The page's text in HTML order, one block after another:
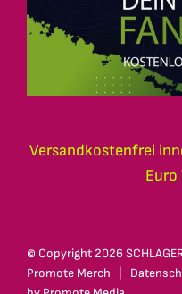
Versandkostenfrei
Euro
© Copyright 2026
Promote Merch